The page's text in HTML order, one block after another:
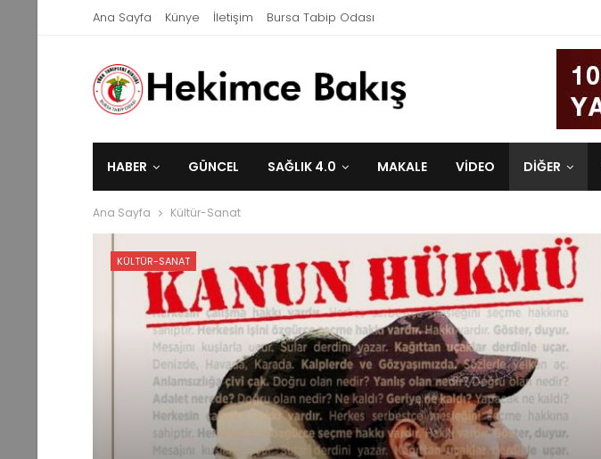
Ana Sayfa Künye İletişim Bursa Tabip Odası
HABER GÜNCEL SAĞLIK 4.0 MAKALE VIDEO DİĞER
Ana Sayfa Kültür-Sanat
KÜLTÜR-SANAT